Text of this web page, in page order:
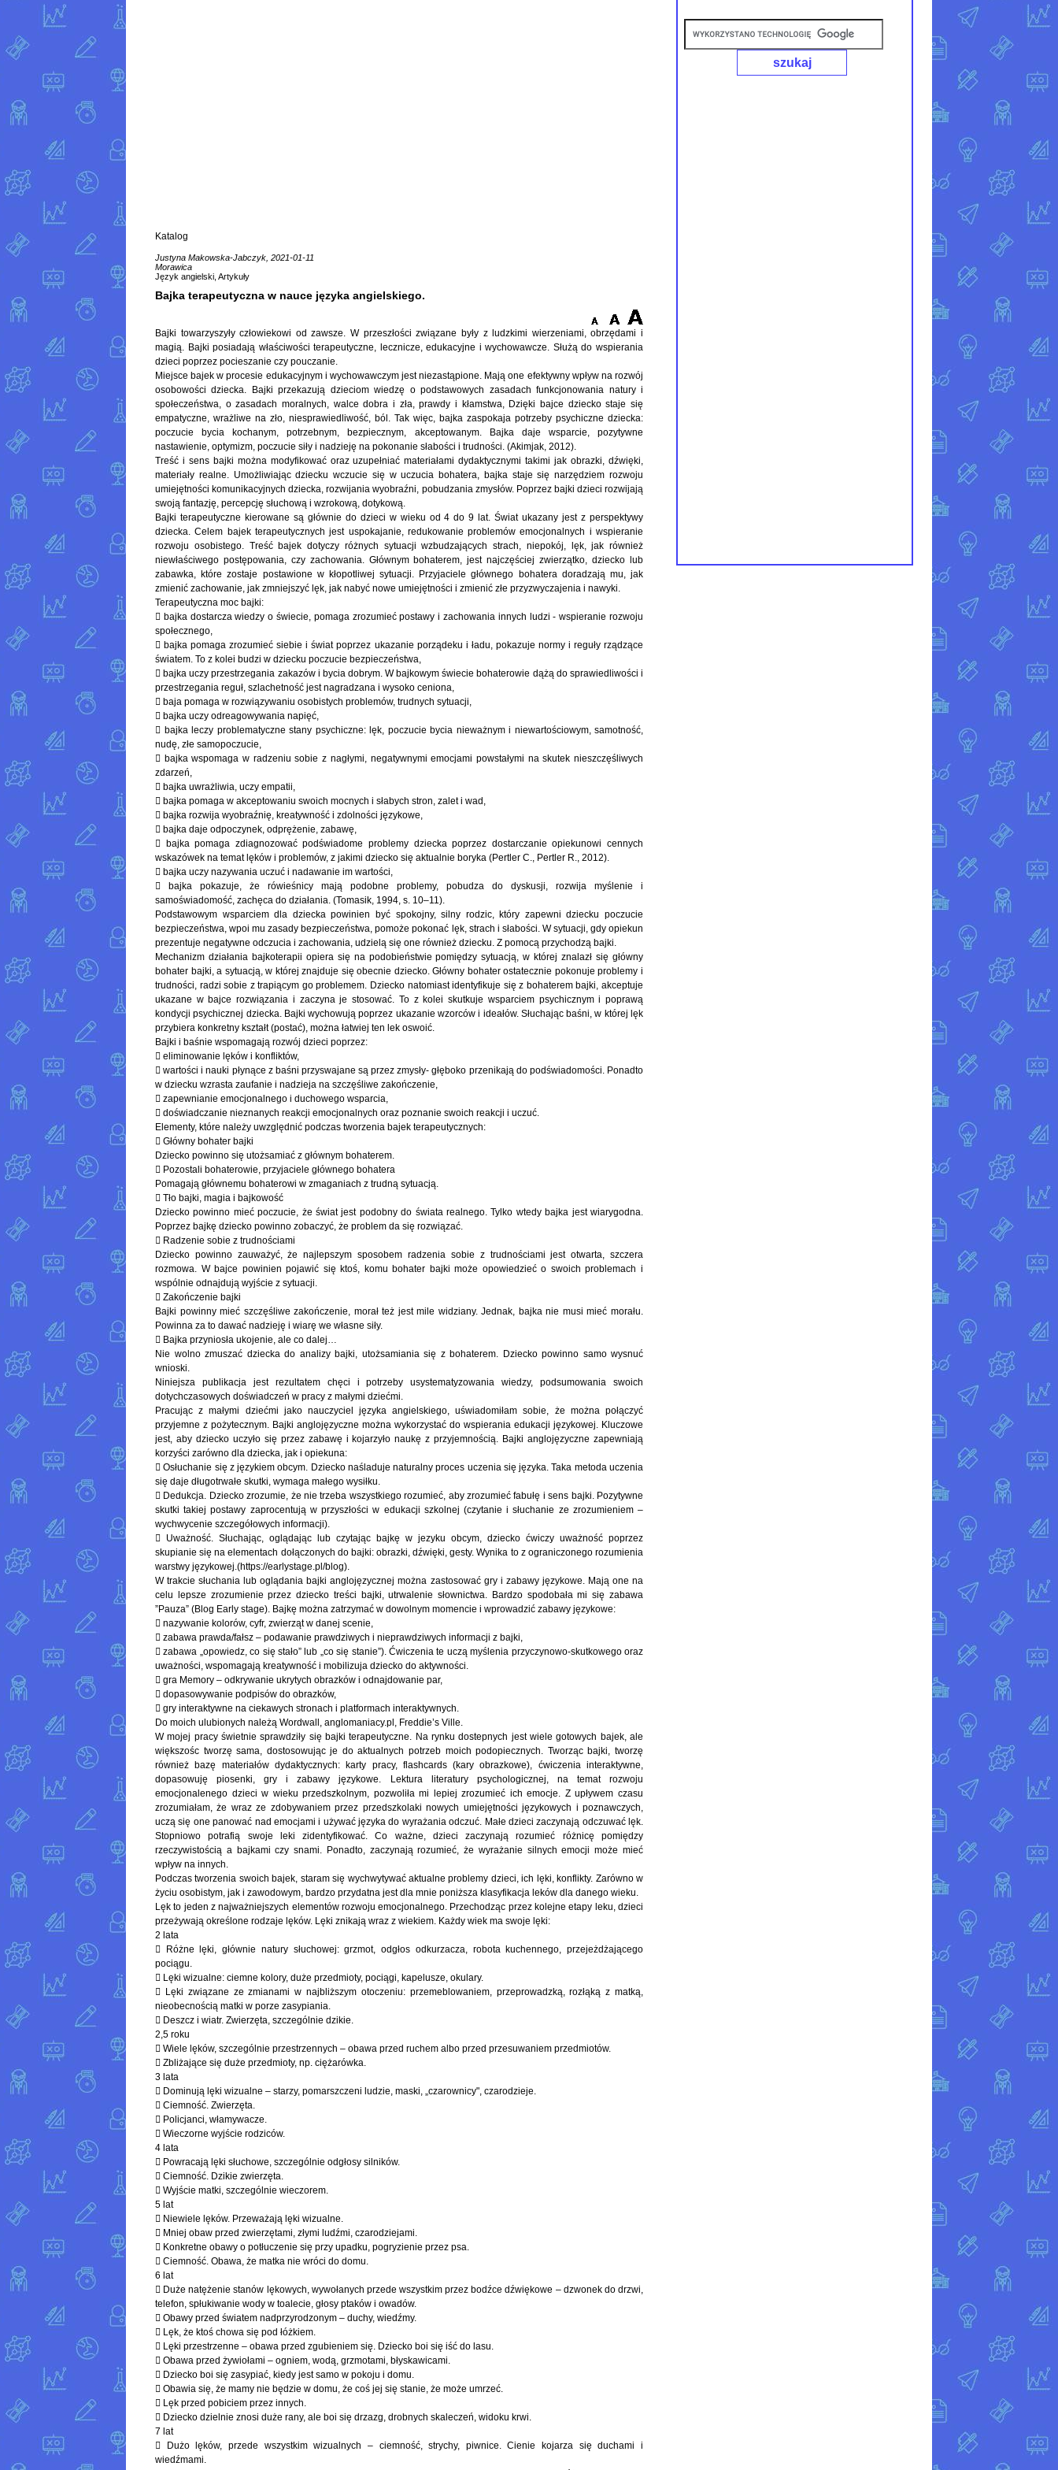
Katalog
Justyna Makowska-Jabczyk, 2021-01-11
Morawica
Język angielski, Artykuły
Bajka terapeutyczna w nauce języka angielskiego.
Bajki towarzyszyły człowiekowi od zawsze. W przeszłości związane były z ludzkimi wierzeniami, obrzędami i
magią. Bajki posiadają właściwości terapeutyczne, lecznicze, edukacyjne i wychowawcze. Służą do wspierania
dzieci poprzez pocieszanie czy pouczanie.
Miejsce bajek w procesie edukacyjnym i wychowawczym jest niezastąpione. Mają one efektywny wpływ na rozwój
osobowości dziecka. Bajki przekazują dzieciom wiedzę o podstawowych zasadach funkcjonowania natury i
społeczeństwa, o zasadach moralnych, walce dobra i zła, prawdy i kłamstwa, Dzięki bajce dziecko staje się
empatyczne, wrażliwe na zło, niesprawiedliwość, ból. Tak więc, bajka zaspokaja potrzeby psychiczne dziecka:
poczucie bycia kochanym, potrzebnym, bezpiecznym, akceptowanym. Bajka daje wsparcie, pozytywne
nastawienie, optymizm, poczucie siły i nadzieję na pokonanie słabości i trudności. (Akimjak, 2012).
Treść i sens bajki można modyfikować oraz uzupełniać materiałami dydaktycznymi takimi jak obrazki, dźwięki,
materiały realne. Umożliwiając dziecku wczucie się w uczucia bohatera, bajka staje się narzędziem rozwoju
umiejętności komunikacyjnych dziecka, rozwijania wyobraźni, pobudzania zmysłów. Poprzez bajki dzieci rozwijają
swoją fantazję, percepcję słuchową i wzrokową, dotykową.
Bajki terapeutyczne kierowane są głównie do dzieci w wieku od 4 do 9 lat. Świat ukazany jest z perspektywy
dziecka. Celem bajek terapeutycznych jest uspokajanie, redukowanie problemów emocjonalnych i wspieranie
rozwoju osobistego. Treść bajek dotyczy różnych sytuacji wzbudzających strach, niepokój, lęk, jak również
niewłaściwego postępowania, czy zachowania. Głównym bohaterem, jest najczęściej zwierzątko, dziecko lub
zabawka, które zostaje postawione w kłopotliwej sytuacji. Przyjaciele głównego bohatera doradzają mu, jak
zmienić zachowanie, jak zmniejszyć lęk, jak nabyć nowe umiejętności i zmienić złe przyzwyczajenia i nawyki.
Terapeutyczna moc bajki:
 bajka dostarcza wiedzy o świecie, pomaga zrozumieć postawy i zachowania innych ludzi - wspieranie rozwoju
społecznego,
 bajka pomaga zrozumieć siebie i świat poprzez ukazanie porządeku i ładu, pokazuje normy i reguły rządzące
światem. To z kolei budzi w dziecku poczucie bezpieczeństwa,
 bajka uczy przestrzegania zakazów i bycia dobrym. W bajkowym świecie bohaterowie dążą do sprawiedliwości i
przestrzegania reguł, szlachetność jest nagradzana i wysoko ceniona,
 baja pomaga w rozwiązywaniu osobistych problemów, trudnych sytuacji,
 bajka uczy odreagowywania napięć,
 bajka leczy problematyczne stany psychiczne: lęk, poczucie bycia nieważnym i niewartościowym, samotność,
nudę, złe samopoczucie,
 bajka wspomaga w radzeniu sobie z nagłymi, negatywnymi emocjami powstałymi na skutek nieszczęśliwych
zdarzeń,
 bajka uwrażliwia, uczy empatii,
 bajka pomaga w akceptowaniu swoich mocnych i słabych stron, zalet i wad,
 bajka rozwija wyobraźnię, kreatywność i zdolności językowe,
 bajka daje odpoczynek, odprężenie, zabawę,
 bajka pomaga zdiagnozować podświadome problemy dziecka poprzez dostarczanie opiekunowi cennych
wskazówek na temat lęków i problemów, z jakimi dziecko się aktualnie boryka (Pertler C., Pertler R., 2012).
 bajka uczy nazywania uczuć i nadawanie im wartości,
 bajka pokazuje, że rówieśnicy mają podobne problemy, pobudza do dyskusji, rozwija myślenie i
samoświadomość, zachęca do działania. (Tomasik, 1994, s. 10–11).
Podstawowym wsparciem dla dziecka powinien być spokojny, silny rodzic, który zapewni dziecku poczucie
bezpieczeństwa, wpoi mu zasady bezpieczeństwa, pomoże pokonać lęk, strach i słabości. W sytuacji, gdy opiekun
prezentuje negatywne odczucia i zachowania, udzielą się one również dziecku. Z pomocą przychodzą bajki.
Mechanizm działania bajkoterapii opiera się na podobieństwie pomiędzy sytuacją, w której znalazł się główny
bohater bajki, a sytuacją, w której znajduje się obecnie dziecko. Główny bohater ostatecznie pokonuje problemy i
trudności, radzi sobie z trapiącym go problemem. Dziecko natomiast identyfikuje się z bohaterem bajki, akceptuje
ukazane w bajce rozwiązania i zaczyna je stosować. To z kolei skutkuje wsparciem psychicznym i poprawą
kondycji psychicznej dziecka. Bajki wychowują poprzez ukazanie wzorców i ideałów. Słuchając baśni, w której lęk
przybiera konkretny kształt (postać), można łatwiej ten lek oswoić.
Bajki i baśnie wspomagają rozwój dzieci poprzez:
 eliminowanie lęków i konfliktów,
 wartości i nauki płynące z baśni przyswajane są przez zmysły- głęboko przenikają do podświadomości. Ponadto
w dziecku wzrasta zaufanie i nadzieja na szczęśliwe zakończenie,
 zapewnianie emocjonalnego i duchowego wsparcia,
 doświadczanie nieznanych reakcji emocjonalnych oraz poznanie swoich reakcji i uczuć.
Elementy, które należy uwzględnić podczas tworzenia bajek terapeutycznych:
 Główny bohater bajki
Dziecko powinno się utożsamiać z głównym bohaterem.
 Pozostali bohaterowie, przyjaciele głównego bohatera
Pomagają głównemu bohaterowi w zmaganiach z trudną sytuacją.
 Tło bajki, magia i bajkowość
Dziecko powinno mieć poczucie, że świat jest podobny do świata realnego. Tylko wtedy bajka jest wiarygodna.
Poprzez bajkę dziecko powinno zobaczyć, że problem da się rozwiązać.
 Radzenie sobie z trudnościami
Dziecko powinno zauważyć, że najlepszym sposobem radzenia sobie z trudnościami jest otwarta, szczera
rozmowa. W bajce powinien pojawić się ktoś, komu bohater bajki może opowiedzieć o swoich problemach i
wspólnie odnajdują wyjście z sytuacji.
 Zakończenie bajki
Bajki powinny mieć szczęśliwe zakończenie, morał też jest mile widziany. Jednak, bajka nie musi mieć morału.
Powinna za to dawać nadzieję i wiarę we własne siły.
 Bajka przyniosła ukojenie, ale co dalej…
Nie wolno zmuszać dziecka do analizy bajki, utożsamiania się z bohaterem. Dziecko powinno samo wysnuć
wnioski.
Niniejsza publikacja jest rezultatem chęci i potrzeby usystematyzowania wiedzy, podsumowania swoich
dotychczasowych doświadczeń w pracy z małymi dziećmi.
Pracując z małymi dziećmi jako nauczyciel języka angielskiego, uświadomiłam sobie, że można połączyć
przyjemne z pożytecznym. Bajki anglojęzyczne można wykorzystać do wspierania edukacji językowej. Kluczowe
jest, aby dziecko uczyło się przez zabawę i kojarzyło naukę z przyjemnością. Bajki anglojęzyczne zapewniają
korzyści zarówno dla dziecka, jak i opiekuna:
 Osłuchanie się z językiem obcym. Dziecko naśladuje naturalny proces uczenia się języka. Taka metoda uczenia
się daje długotrwałe skutki, wymaga małego wysiłku.
 Dedukcja. Dziecko zrozumie, że nie trzeba wszystkiego rozumieć, aby zrozumieć fabułę i sens bajki. Pozytywne
skutki takiej postawy zaprocentują w przyszłości w edukacji szkolnej (czytanie i słuchanie ze zrozumieniem –
wychwycenie szczegółowych informacji).
 Uważność. Słuchając, oglądając lub czytając bajkę w jezyku obcym, dziecko ćwiczy uważność poprzez
skupianie się na elementach dołączonych do bajki: obrazki, dźwięki, gesty. Wynika to z ograniczonego rozumienia
warstwy językowej.(https://earlystage.pl/blog).
W trakcie słuchania lub oglądania bajki anglojęzycznej można zastosować gry i zabawy językowe. Mają one na
celu lepsze zrozumienie przez dziecko treści bajki, utrwalenie słownictwa. Bardzo spodobała mi się zabawa
”Pauza” (Blog Early stage). Bajkę można zatrzymać w dowolnym momencie i wprowadzić zabawy językowe:
 nazywanie kolorów, cyfr, zwierząt w danej scenie,
 zabawa prawda/fałsz – podawanie prawdziwych i nieprawdziwych informacji z bajki,
 zabawa „opowiedz, co się stało” lub „co się stanie”). Ćwiczenia te uczą myślenia przyczynowo-skutkowego oraz
uważności, wspomagają kreatywność i mobilizuja dziecko do aktywności.
 gra Memory – odkrywanie ukrytych obrazków i odnajdowanie par,
 dopasowywanie podpisów do obrazków,
 gry interaktywne na ciekawych stronach i platformach interaktywnych.
Do moich ulubionych należą Wordwall, anglomaniacy.pl, Freddie’s Ville.
W mojej pracy świetnie sprawdziły się bajki terapeutyczne. Na rynku dostepnych jest wiele gotowych bajek, ale
większośc tworzę sama, dostosowując je do aktualnych potrzeb moich podopiecznych. Tworząc bajki, tworzę
również bazę materiałów dydaktycznych: karty pracy, flashcards (kary obrazkowe), ćwiczenia interaktywne,
dopasowuję piosenki, gry i zabawy językowe. Lektura literatury psychologicznej, na temat rozwoju
emocjonalenego dzieci w wieku przedszkolnym, pozwoliła mi lepiej zrozumieć ich emocje. Z upływem czasu
zrozumiałam, że wraz ze zdobywaniem przez przedszkolaki nowych umiejętności językowych i poznawczych,
uczą się one panować nad emocjami i używać języka do wyrażania odczuć. Małe dzieci zaczynają odczuwać lęk.
Stopniowo potrafią swoje leki zidentyfikować. Co ważne, dzieci zaczynają rozumieć różnicę pomiędzy
rzeczywistością a bajkami czy snami. Ponadto, zaczynają rozumieć, że wyrażanie silnych emocji może mieć
wpływ na innych.
Podczas tworzenia swoich bajek, staram się wychwytywać aktualne problemy dzieci, ich lęki, konflikty. Zarówno w
życiu osobistym, jak i zawodowym, bardzo przydatna jest dla mnie poniższa klasyfikacja leków dla danego wieku.
Lęk to jeden z najważniejszych elementów rozwoju emocjonalnego. Przechodząc przez kolejne etapy leku, dzieci
przeżywają określone rodzaje lęków. Lęki znikają wraz z wiekiem. Każdy wiek ma swoje lęki:
2 lata
 Różne lęki, głównie natury słuchowej: grzmot, odgłos odkurzacza, robota kuchennego, przejeżdżającego
pociągu.
 Lęki wizualne: ciemne kolory, duże przedmioty, pociągi, kapelusze, okulary.
 Lęki związane ze zmianami w najbliższym otoczeniu: przemeblowaniem, przeprowadzką, rozłąką z matką,
nieobecnością matki w porze zasypiania.
 Deszcz i wiatr. Zwierzęta, szczególnie dzikie.
2,5 roku
 Wiele lęków, szczególnie przestrzennych – obawa przed ruchem albo przed przesuwaniem przedmiotów.
 Zbliżające się duże przedmioty, np. ciężarówka.
3 lata
 Dominują lęki wizualne – starzy, pomarszczeni ludzie, maski, „czarownicy", czarodzieje.
 Ciemność. Zwierzęta.
 Policjanci, włamywacze.
 Wieczorne wyjście rodziców.
4 lata
 Powracają lęki słuchowe, szczególnie odgłosy silników.
 Ciemność. Dzikie zwierzęta.
 Wyjście matki, szczególnie wieczorem.
5 lat
 Niewiele lęków. Przeważają lęki wizualne.
 Mniej obaw przed zwierzętami, złymi ludźmi, czarodziejami.
 Konkretne obawy o potłuczenie się przy upadku, pogryzienie przez psa.
 Ciemność. Obawa, że matka nie wróci do domu.
6 lat
 Duże natężenie stanów lękowych, wywołanych przede wszystkim przez bodźce dźwiękowe – dzwonek do drzwi,
telefon, spłukiwanie wody w toalecie, głosy ptaków i owadów.
 Obawy przed światem nadprzyrodzonym – duchy, wiedźmy.
 Lęk, że ktoś chowa się pod łóżkiem.
 Lęki przestrzenne – obawa przed zgubieniem się. Dziecko boi się iść do lasu.
 Obawa przed żywiołami – ogniem, wodą, grzmotami, błyskawicami.
 Dziecko boi się zasypiać, kiedy jest samo w pokoju i domu.
 Obawia się, że mamy nie będzie w domu, że coś jej się stanie, że może umrzeć.
 Lęk przed pobiciem przez innych.
 Dziecko dzielnie znosi duże rany, ale boi się drzazg, drobnych skaleczeń, widoku krwi.
7 lat
 Dużo lęków, przede wszystkim wizualnych – ciemność, strychy, piwnice. Cienie kojarza się duchami i
wiedźmami.